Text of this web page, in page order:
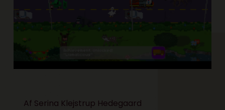
Af Serina Klejstrup Hedegaard